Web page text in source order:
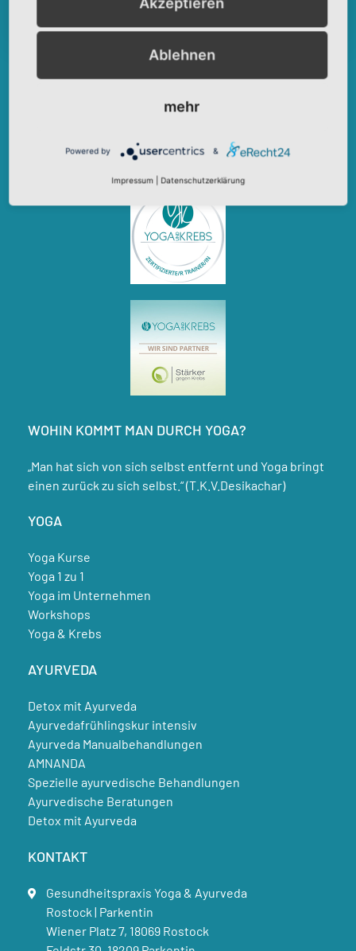
JA, INFORMIERE MICH
WOHIN KOMMT MAN DURCH YOGA?
„Man hat sich von sich selbst entfernt und Yoga bringt
einen zurück zu sich selbst.“ (T.K.V.Desikachar)
YOGA
Yoga Kurse
Yoga 1 zu 1
Yoga im Unternehmen
Workshops
Yoga & Krebs
AYURVEDA
Detox mit Ayurveda
Ayurvedafrühlingskur intensiv
Ayurveda Manualbehandlungen
AMNANDA
Spezielle ayurvedische Behandlungen
Ayurvedische Beratungen
Detox mit Ayurveda
KONTAKT
Gesundheitspraxis Yoga & Ayurveda
Rostock | Parkentin
Wiener Platz 7, 18069 Rostock
Ablehnen
mehr
Powered by &
Impressum Datenschutzerklärung